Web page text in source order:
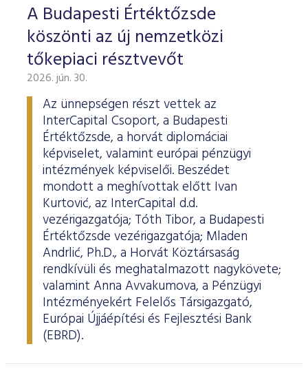
A Budapesti Értéktőzsde
köszönti az új nemzetközi
tőkepiaci résztvevőt
2026. jún. 30.
Az ünnepségen részt vettek az
InterCapital Csoport, a Budapesti
Értéktőzsde, a horvát diplomáciai
képviselet, valamint európai pénzügyi
intézmények képviselői. Beszédet
mondott a meghívottak előtt Ivan
Kurtović, az InterCapital d.d.
vezérigazgatója; Tóth Tibor, a Budapesti
Értéktőzsde vezérigazgatója; Mladen
Andrlić, Ph.D., a Horvát Köztársaság
rendkívüli és meghatalmazott nagykövete;
valamint Anna Avvakumova, a Pénzügyi
Intézményekért Felelős Társigazgató,
Európai Újjáépítési és Fejlesztési Bank
(EBRD).